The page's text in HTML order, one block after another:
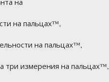
на
на пальцах™,
на пальцах™,
три измерения на пальцах™,